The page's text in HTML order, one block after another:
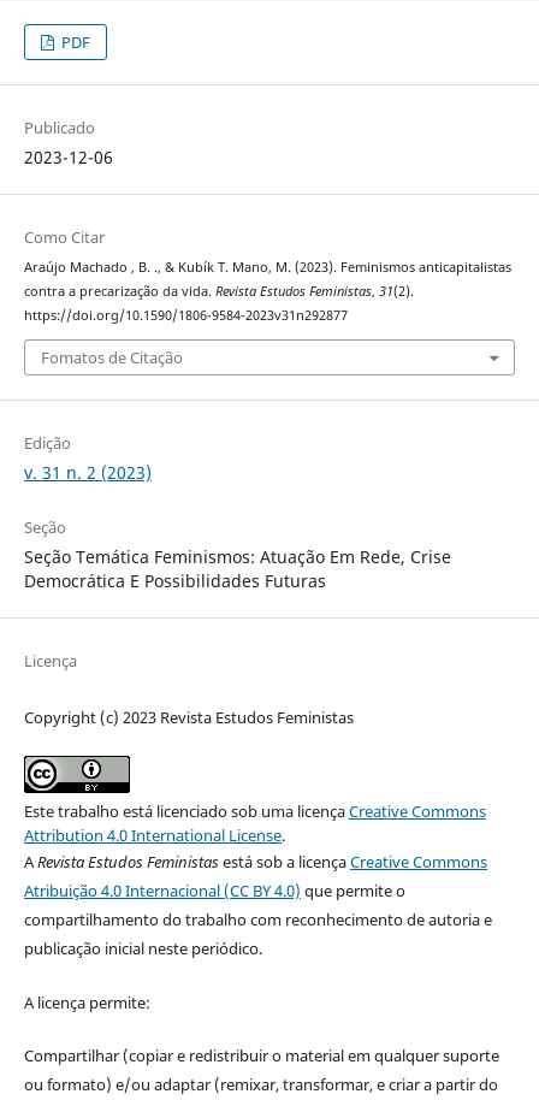
PDF
Publicado
2023-12-06
Como Citar
Araújo Machado , B. ., & Kubík T. Mano, M. (2023). Feminismos anticapitalistas
contra a precarização da vida. Revista Estudos Feministas, 31(2).
https://doi.org/10.1590/1806-9584-2023v31n292877
Fomatos de Citação
Edição
v. 31 n. 2 (2023)
Seção
Seção Temática Feminismos: Atuação Em Rede, Crise
Democrática E Possibilidades Futuras
Licença
Copyright (c) 2023 Revista Estudos Feministas
Este trabalho está licenciado sob uma licençaCreative Commons
Attribution 4.0 International License.
ARevista Estudos Feministasestá sob a licençaCreative Commons
Atribuição 4.0 Internacional (CC BY 4.0) que permite o
compartilhamento do trabalho com reconhecimento de autoria e
publicação inicial neste periódico.
A licença permite:
Compartilhar (copiar e redistribuir o material em qualquer suporte
ou formato) e/ou adaptar (remixar, transformar, e criar a partir do